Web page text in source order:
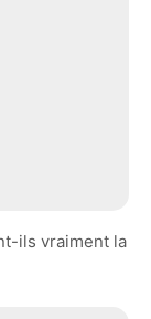
ils vraiment la